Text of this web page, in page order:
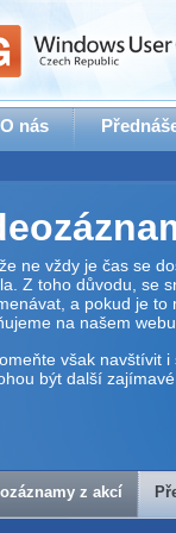
O nás
ne vždy je čas se
Z toho důvodu, se
a pokud je to
na našem webu.
však navštívit i
být další zajímavé
z akcí